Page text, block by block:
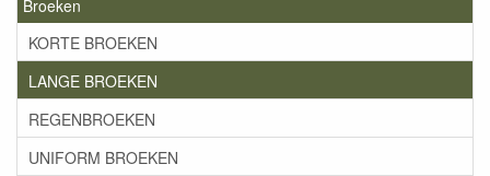
Broeken
KORTE BROEKEN
LANGE BROEKEN
REGENBROEKEN
UNIFORM BROEKEN